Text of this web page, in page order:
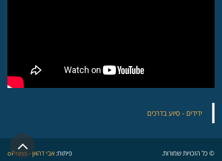
‏ידידים - סיוע בדרכים
© כל הזכויות שמורות. פיתוח: אבי דהאן - oPressגלילה